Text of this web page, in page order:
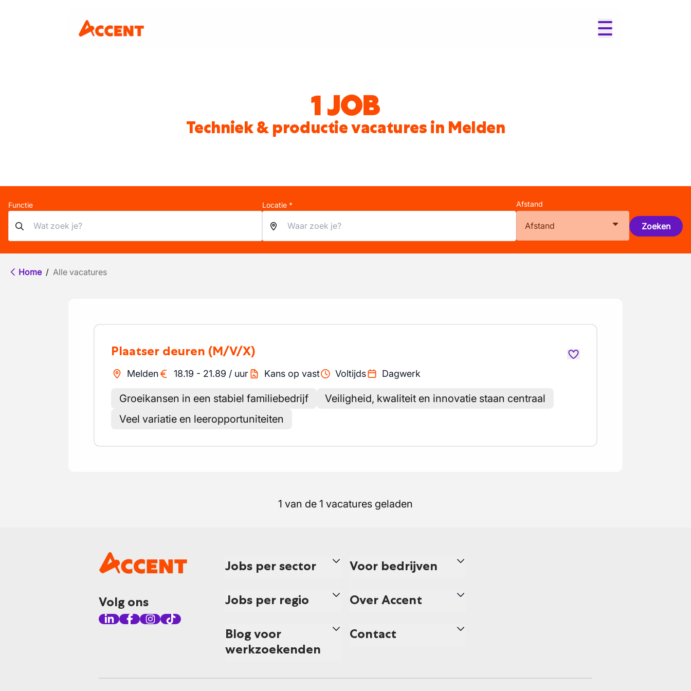
1 JOB
Techniek & productie vacatures in Melden
Functie Locatie * Afstand
Afstand Zoeken
Home / Alle vacatures
Plaatser deuren (M/V/X)
Melden 18.19 - 21.89 / uur Kans op vast Voltijds Dagwerk
Groeikansen in een stabiel familiebedrijf
Veiligheid, kwaliteit en innovatie staan centraal
Veel variatie en leeropportuniteiten
1 van de 1 vacatures geladen
Volg ons
Jobs per sector
Jobs per regio
Blog voor
werkzoekenden
Voor bedrijven
Over Accent
Contact